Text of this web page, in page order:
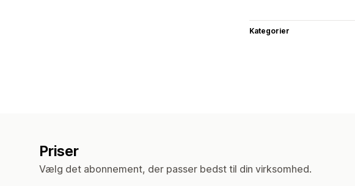
Kategorier
Priser
Vælg det abonnement, der passer bedst til din virksomhed.